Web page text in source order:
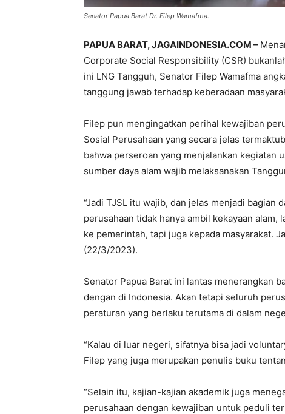
Senator Papua Barat Dr. Filep Wamafma.
PAPUA BARAT, JAGAINDONESIA.COM –
Corporate Social Responsibility (CSR)
ini LNG Tangguh, Senator Filep Wamafma
tanggung jawab terhadap keberadaan
Filep pun mengingatkan perihal kewajiban
Sosial Perusahaan yang secara jelas
bahwa perseroan yang menjalankan kegiatan
sumber daya alam wajib melaksanakan
“Jadi TJSL itu wajib, dan jelas menjadi bagian
perusahaan tidak hanya ambil kekayaan
ke pemerintah, tapi juga kepada masyarakat.
(22/3/2023).
Senator Papua Barat ini lantas menerangkan
dengan di Indonesia. Akan tetapi seluruh
peraturan yang berlaku terutama di dalam
“Kalau di luar negeri, sifatnya bisa jadi
Filep yang juga merupakan penulis buku
“Selain itu, kajian-kajian akademik juga
perusahaan dengan kewajiban untuk peduli